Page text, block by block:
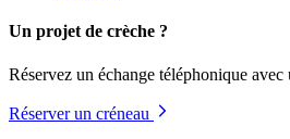
Un projet de crèche ?
Réservez un échange téléphonique
Réserver un créneau